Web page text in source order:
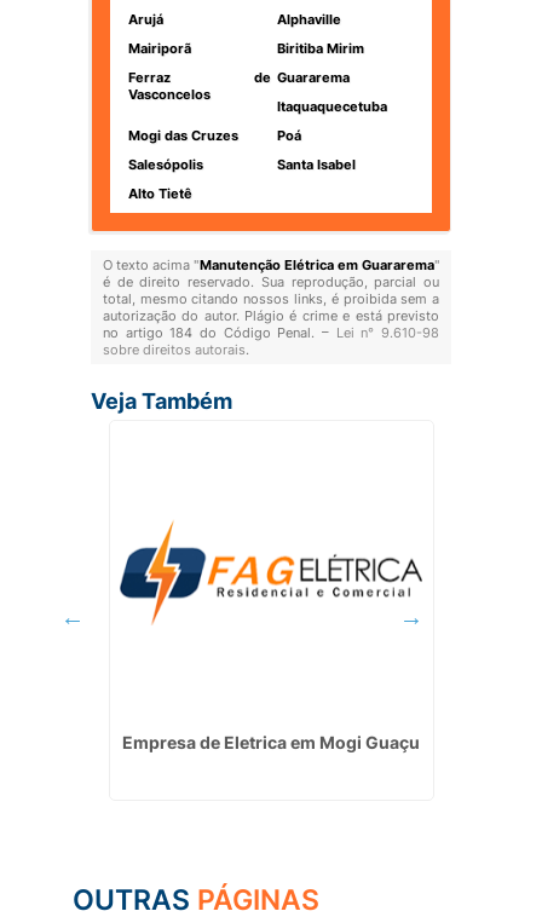
Arujá
Alphaville
Mairiporã
Biritiba Mirim
Ferraz de
Vasconcelos
Guararema
Itaquaquecetuba
Mogi das Cruzes
Poá
Salesópolis
Santa Isabel
Alto Tietê
O texto acima "Manutenção Elétrica em Guararema"
é de direito reservado. Sua reprodução, parcial ou
total, mesmo citando nossos links, é proibida sem a
autorização do autor. Plágio é crime e está previsto
no artigo 184 do Código Penal. – Lei n° 9.610-98
sobre direitos autorais.
Veja Também
Empresa de Eletrica em Mogi Guaçu
OUTRAS PÁGINAS